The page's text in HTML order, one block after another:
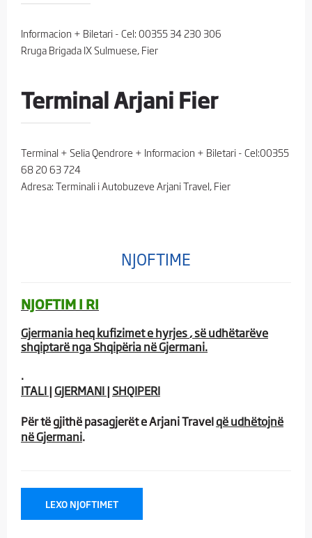
Informacion + Biletari - Cel: 00355 34 230 306
Rruga Brigada IX Sulmuese, Fier
Terminal Arjani Fier
Terminal + Selia Qendrore + Informacion + Biletari - Cel:00355
68 20 63 724
Adresa: Terminali i Autobuzeve Arjani Travel, Fier
NJOFTIME
NJOFTIM I RI
Gjermania heq kufizimet e hyrjes, së udhëtarëve
shqiptarë nga Shqipëria në Gjermani.
.
ITALI|GJERMANI| SHQIPERI​
Për të gjithë pasagjerët e Arjani Travelqë udhëtojnë
në Gjermani.
LEXO NJOFTIMET